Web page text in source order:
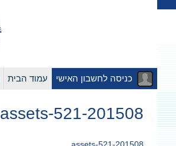
כניסה לחשבון האישי עמוד הבית
201508-assets-521